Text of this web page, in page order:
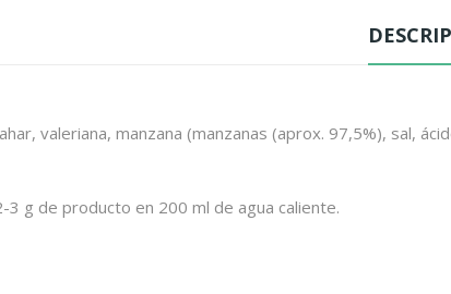
valeriana, manzana (manzanas (aprox. 97,5%), sal,
3 g de producto en 200 ml de agua caliente.